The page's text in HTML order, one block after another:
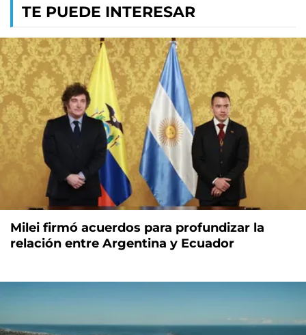
TE PUEDE INTERESAR
Milei firmó acuerdos para profundizar la
relación entre Argentina y Ecuador